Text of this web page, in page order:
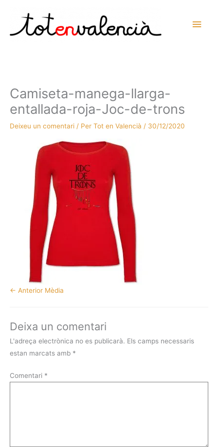
contingut
Camiseta-manega-llarga-
entallada-roja-Joc-de-trons
Deixeu un comentari / Per Tot en Valencià / 30/12/2020
← Anterior Mèdia
Deixa un comentari
L'adreça electrònica no es publicarà. Els camps necessaris
estan marcats amb *
Comentari *